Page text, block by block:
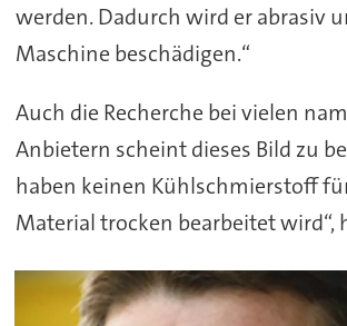
werden. Dadurch wird er abrasiv
Maschine beschädigen.“
Auch die Recherche bei vielen
Anbietern scheint dieses Bild zu
haben keinen Kühlschmierstoff für
Material trocken bearbeitet wird“,